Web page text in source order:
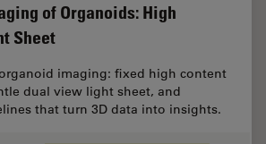
of Organoids: High
Sheet
imaging: fixed high content
dual view light sheet, and
that turn 3D data into insights.